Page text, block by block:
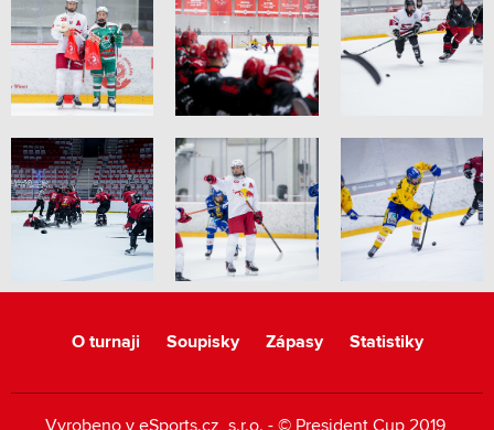
O turnaji Soupisky Zápasy Statistiky
Vyrobeno v eSports.cz , s.r.o. - © President Cup 2019,